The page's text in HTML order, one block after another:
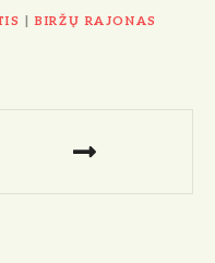
|BIRŽŲ RAJONAS